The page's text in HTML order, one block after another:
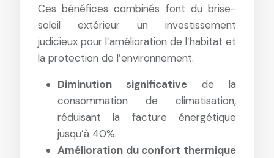
Ces bénéfices combinés font du brise-
soleil extérieur un investissement
judicieux pour l’amélioration de l’habitat et
la protection de l’environnement.
Diminution significative de la
consommation de climatisation,
réduisant la facture énergétique
jusqu’à 40%.
Amélioration du confort thermique